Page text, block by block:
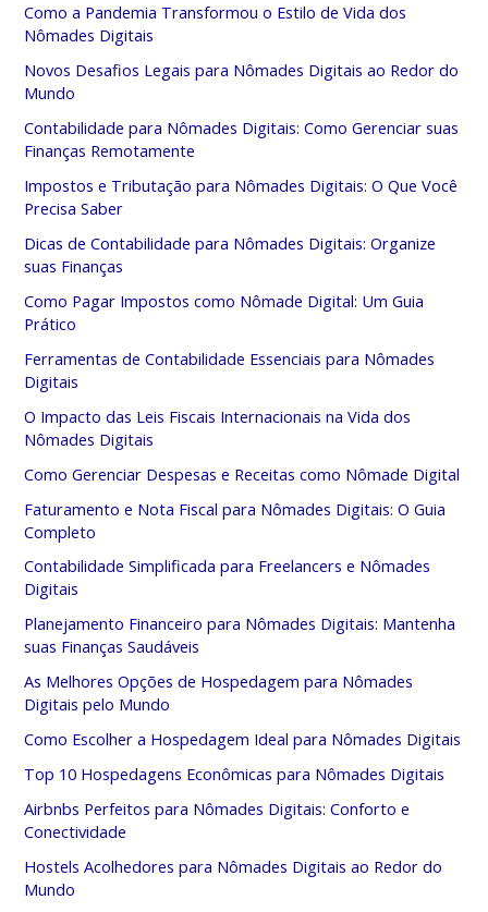
Como a Pandemia Transformou o Estilo de Vida dos
Nômades Digitais
Novos Desafios Legais para Nômades Digitais ao Redor do
Mundo
Contabilidade para Nômades Digitais: Como Gerenciar suas
Finanças Remotamente
Impostos e Tributação para Nômades Digitais: O Que Você
Precisa Saber
Dicas de Contabilidade para Nômades Digitais: Organize
suas Finanças
Como Pagar Impostos como Nômade Digital: Um Guia
Prático
Ferramentas de Contabilidade Essenciais para Nômades
Digitais
O Impacto das Leis Fiscais Internacionais na Vida dos
Nômades Digitais
Como Gerenciar Despesas e Receitas como Nômade Digital
Faturamento e Nota Fiscal para Nômades Digitais: O Guia
Completo
Contabilidade Simplificada para Freelancers e Nômades
Digitais
Planejamento Financeiro para Nômades Digitais: Mantenha
suas Finanças Saudáveis
As Melhores Opções de Hospedagem para Nômades
Digitais pelo Mundo
Como Escolher a Hospedagem Ideal para Nômades Digitais
Top 10 Hospedagens Econômicas para Nômades Digitais
Airbnbs Perfeitos para Nômades Digitais: Conforto e
Conectividade
Hostels Acolhedores para Nômades Digitais ao Redor do
Mundo